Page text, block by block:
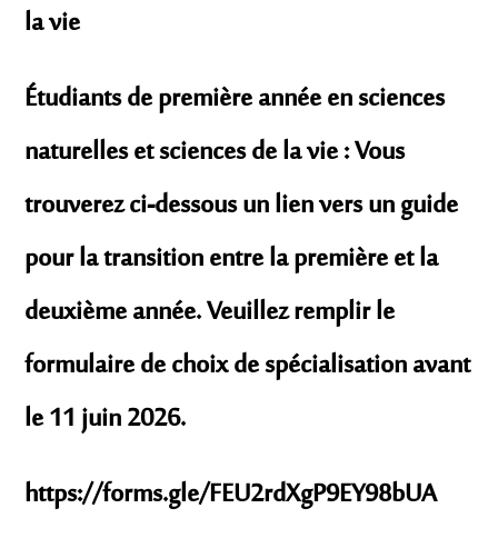
la vie
Étudiants de première année en sciences
naturelles et sciences de la vie : Vous
trouverez ci-dessous un lien vers un guide
pour la transition entre la première et la
deuxième année. Veuillez remplir le
formulaire de choix de spécialisation avant
le 11 juin 2026.
https://forms.gle/FEU2rdXgP9EY98bUA